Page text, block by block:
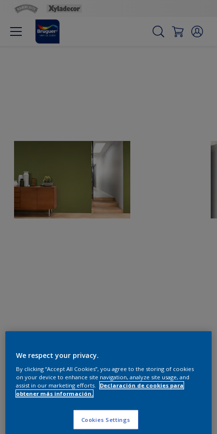
We respect your privacy.
By clicking “Accept All Cookies”, you agree to the storing of cookies
on your device to enhance site navigation, analyze site usage, and
assist in our marketing efforts.
Declaración de cookies para
obtener más información.
Cookies Settings